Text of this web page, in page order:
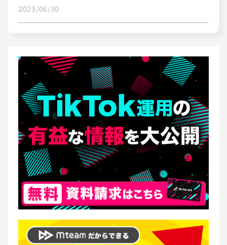
2023/06/30